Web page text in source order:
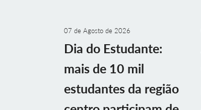
07 de Agosto de 2026
Dia do Estudante:
mais de 10 mil
estudantes da região